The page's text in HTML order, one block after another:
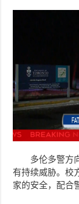
多伦多警方
有持续威胁。校
家的安全，配合